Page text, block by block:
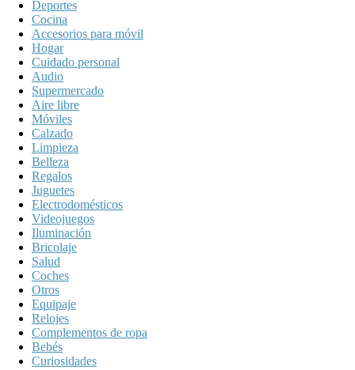
Deportes
Cocina
Accesorios para móvil
Hogar
Cuidado personal
Audio
Supermercado
Aire libre
Móviles
Calzado
Limpieza
Belleza
Regalos
Juguetes
Electrodomésticos
Videojuegos
Iluminación
Bricolaje
Salud
Coches
Otros
Equipaje
Relojes
Complementos de ropa
Bebés
Curiosidades